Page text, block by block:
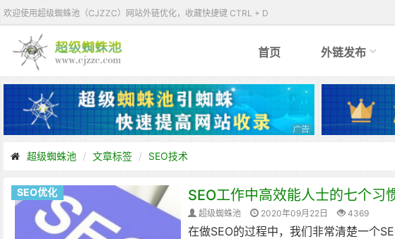
欢迎使用超级蜘蛛池（CJZZC）网站外链优化，收藏快捷键 CTRL + D
首页 外链发布
超级蜘蛛池 文章标签 SEO技术
SEO优化 SEO工作中高效能人士的七个习
超级蜘蛛池 2020年09月22日 4369
在做SEO的过程中，我们非常清楚一个